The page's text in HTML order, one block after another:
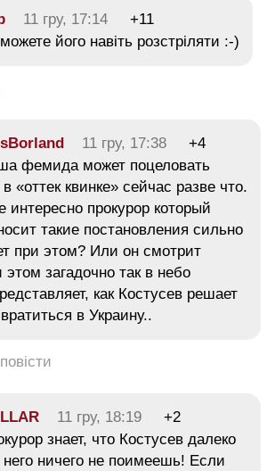
11 гру, 17:14
+11
його навіть розстріляти :-)
11 гру, 17:38
+4
фемида может поцеловать
в «оттек квинке» сейчас разве что.
интересно прокурор который
такие постановления сильно
при этом? Или он смотрит
этом загадочно так в небо
как Костусев решает
в Украину..
11 гру, 18:19
+2
знает, что Костусев далеко
него ничего не поимеешь! Если